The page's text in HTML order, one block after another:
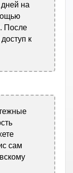
на
После
к
сам